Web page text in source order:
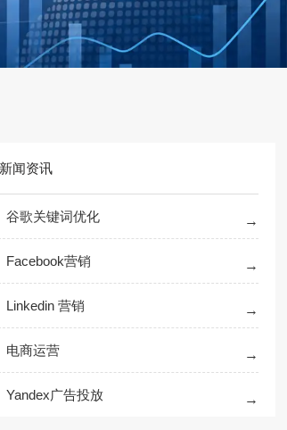
新闻资讯
谷歌关键词优化
Facebook营销
Linkedin 营销
电商运营
Yandex广告投放